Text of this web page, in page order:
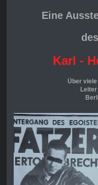
Eine
Karl -
Über